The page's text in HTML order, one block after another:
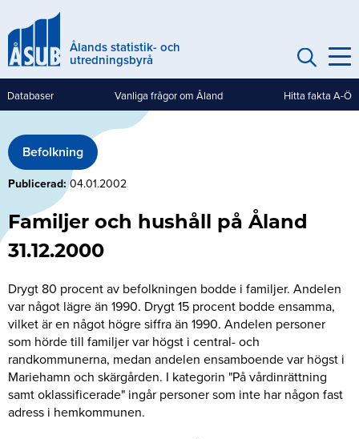
till
huvudinnehållÅlands statistik- och
utredningsbyrå
Genvägar
Databaser Vanliga frågor om Åland Hitta fakta A-Ö
Befolkning
Publicerad 04.01.2002
Familjer och hushåll på Åland
31.12.2000
Drygt 80 procent av befolkningen bodde i familjer. Andelen
var något lägre än 1990. Drygt 15 procent bodde ensamma,
vilket är en något högre siffra än 1990. Andelen personer
som hörde till familjer var högst i central- och
randkommunerna, medan andelen ensamboende var högst i
Mariehamn och skärgården. I kategorin "På vårdinrättning
samt oklassificerade" ingår personer som inte har någon fast
adress i hemkommunen.